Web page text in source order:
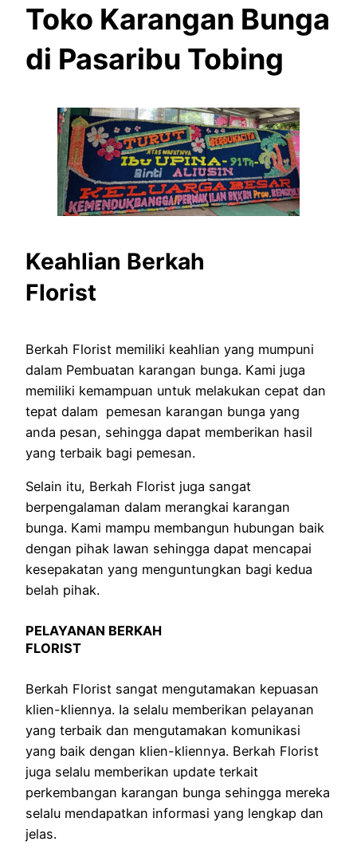
Toko Karangan Bunga
di Pasaribu Tobing
Keahlian Berkah
Florist
Berkah Florist memiliki keahlian yang mumpuni
dalam Pembuatan karangan bunga. Kami juga
memiliki kemampuan untuk melakukan cepat dan
tepat dalam pemesan karangan bunga yang
anda pesan, sehingga dapat memberikan hasil
yang terbaik bagi pemesan.
Selain itu, Berkah Florist juga sangat
berpengalaman dalam merangkai karangan
bunga. Kami mampu membangun hubungan baik
dengan pihak lawan sehingga dapat mencapai
kesepakatan yang menguntungkan bagi kedua
belah pihak.
PELAYANAN BERKAH
FLORIST
Berkah Florist sangat mengutamakan kepuasan
klien-kliennya. Ia selalu memberikan pelayanan
yang terbaik dan mengutamakan komunikasi
yang baik dengan klien-kliennya. Berkah Florist
juga selalu memberikan update terkait
perkembangan karangan bunga sehingga mereka
selalu mendapatkan informasi yang lengkap dan
jelas.